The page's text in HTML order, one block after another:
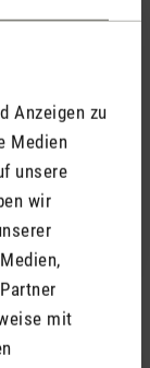
Anzeigen zu
Medien
unsere
wir
mit
Power